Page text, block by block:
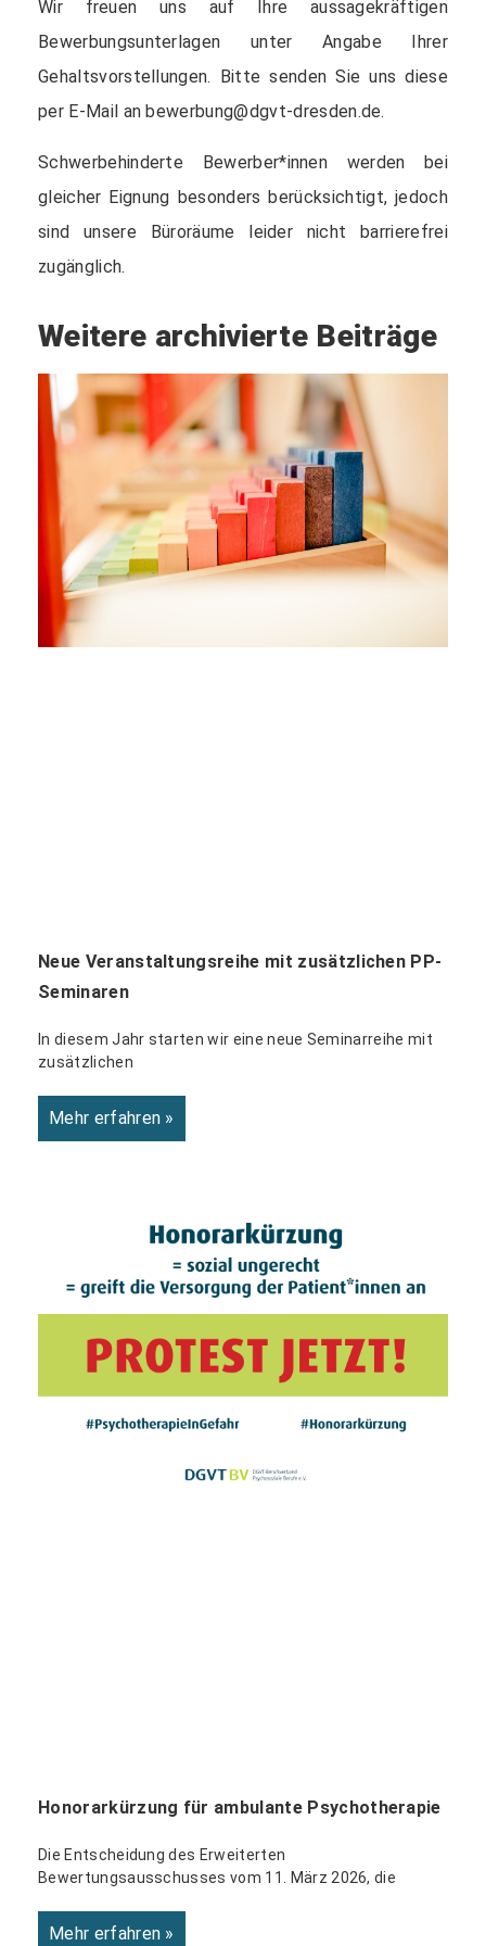
Wir freuen uns auf Ihre aussagekräftigen
Bewerbungsunterlagen unter Angabe Ihrer
Gehaltsvorstellungen. Bitte senden Sie uns diese
per E-Mail an bewerbung@dgvt-dresden.de.
Schwerbehinderte Bewerber*innen werden bei
gleicher Eignung besonders berücksichtigt, jedoch
sind unsere Büroräume leider nicht barrierefrei
zugänglich.
Weitere archivierte Beiträge
Neue Veranstaltungsreihe mit zusätzlichen PP-
Seminaren
In diesem Jahr starten wir eine neue Seminarreihe mit
zusätzlichen
Mehr erfahren »
Honorarkürzung für ambulante Psychotherapie
Die Entscheidung des Erweiterten
Bewertungsausschusses vom 11. März 2026, die
Mehr erfahren »